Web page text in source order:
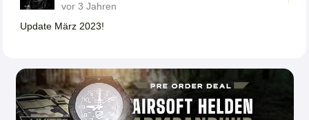
vor 3 Jahren
Update März 2023!